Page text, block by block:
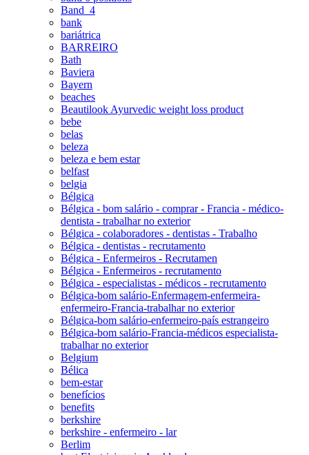
Band_4
bank
bariátrica
BARREIRO
Bath
Baviera
Bayern
beaches
Beautilook Ayurvedic weight loss product
bebe
belas
beleza
beleza e bem estar
belfast
belgia
Bélgica
Bélgica - bom salário - comprar - Francia - médico-
dentista - trabalhar no exterior
Bélgica - colaboradores - dentistas - Trabalho
Bélgica - dentistas - recrutamento
Bélgica - Enfermeiros - Recrutamen
Bélgica - Enfermeiros - recrutamento
Bélgica - especialistas - médicos - recrutamento
Bélgica-bom salário-Enfermagem-enfermeira-
enfermeiro-Francia-trabalhar no exterior
Bélgica-bom salário-enfermeiro-país estrangeiro
Bélgica-bom salário-Francia-médicos especialista-
trabalhar no exterior
Belgium
Bélica
bem-estar
benefícios
benefits
berkshire
berkshire - enfermeiro - lar
Berlim